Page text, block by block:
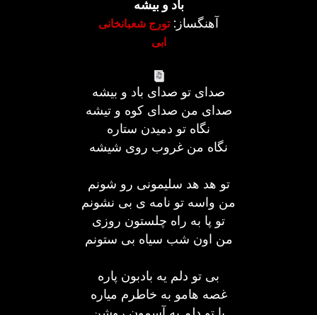
باد و بیشه
آهنگساز:تورج شعبانخانی
ابی
صدای تو صدای باد و بیشه
صدای من صدای کوه و تیشه
نگاه تو دمیدن ستاره
نگاه من غروب روی شیشه
تو هد هد سلیمونی رو شونم
من واسه تو نامه ی بی نشونم
تو پا به راه چلستون روزی
من اون شب سیاه بی ستونم
بی تو دلم یه بادبون پاره
غصه هامو به خاطرم میاره